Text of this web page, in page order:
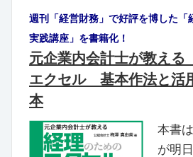
週刊「経営財務」で好評を博した「
実践講座」を書籍化！
元企業内会計士が教え
エクセル 基本作法と活
本
本書
が明